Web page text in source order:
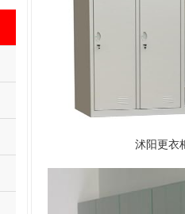
沭阳更衣